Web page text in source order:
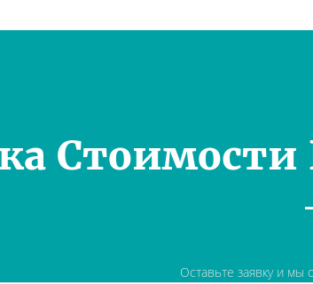
Оставьте заявку и мы